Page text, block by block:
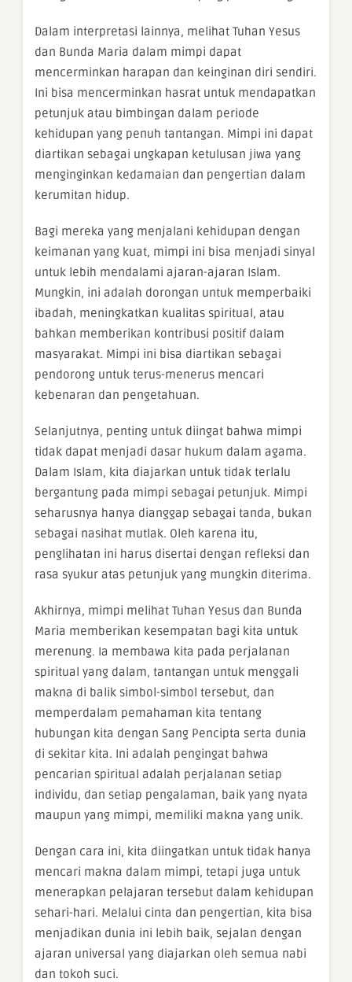
Dalam interpretasi lainnya, melihat Tuhan Yesus
dan Bunda Maria dalam mimpi dapat
mencerminkan harapan dan keinginan diri sendiri.
Ini bisa mencerminkan hasrat untuk mendapatkan
petunjuk atau bimbingan dalam periode
kehidupan yang penuh tantangan. Mimpi ini dapat
diartikan sebagai ungkapan ketulusan jiwa yang
menginginkan kedamaian dan pengertian dalam
kerumitan hidup.
Bagi mereka yang menjalani kehidupan dengan
keimanan yang kuat, mimpi ini bisa menjadi sinyal
untuk lebih mendalami ajaran-ajaran Islam.
Mungkin, ini adalah dorongan untuk memperbaiki
ibadah, meningkatkan kualitas spiritual, atau
bahkan memberikan kontribusi positif dalam
masyarakat. Mimpi ini bisa diartikan sebagai
pendorong untuk terus-menerus mencari
kebenaran dan pengetahuan.
Selanjutnya, penting untuk diingat bahwa mimpi
tidak dapat menjadi dasar hukum dalam agama.
Dalam Islam, kita diajarkan untuk tidak terlalu
bergantung pada mimpi sebagai petunjuk. Mimpi
seharusnya hanya dianggap sebagai tanda, bukan
sebagai nasihat mutlak. Oleh karena itu,
penglihatan ini harus disertai dengan refleksi dan
rasa syukur atas petunjuk yang mungkin diterima.
Akhirnya, mimpi melihat Tuhan Yesus dan Bunda
Maria memberikan kesempatan bagi kita untuk
merenung. Ia membawa kita pada perjalanan
spiritual yang dalam, tantangan untuk menggali
makna di balik simbol-simbol tersebut, dan
memperdalam pemahaman kita tentang
hubungan kita dengan Sang Pencipta serta dunia
di sekitar kita. Ini adalah pengingat bahwa
pencarian spiritual adalah perjalanan setiap
individu, dan setiap pengalaman, baik yang nyata
maupun yang mimpi, memiliki makna yang unik.
Dengan cara ini, kita diingatkan untuk tidak hanya
mencari makna dalam mimpi, tetapi juga untuk
menerapkan pelajaran tersebut dalam kehidupan
sehari-hari. Melalui cinta dan pengertian, kita bisa
menjadikan dunia ini lebih baik, sejalan dengan
ajaran universal yang diajarkan oleh semua nabi
dan tokoh suci.